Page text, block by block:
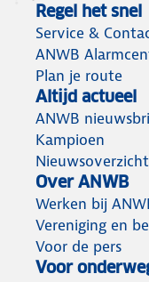
Regel het snel
Service &
ANWB
Plan je route
Altijd actueel
ANWB
Kampioen
Nieuwsoverzicht
Over ANWB
Werken bij
Vereniging en
Voor de pers
Voor